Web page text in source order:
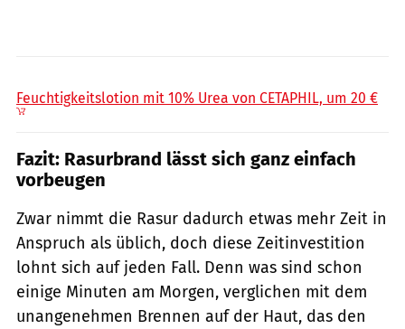
Feuchtigkeitslotion mit 10% Urea von CETAPHIL, um 20 €
Fazit: Rasurbrand lässt sich ganz einfach
vorbeugen
Zwar nimmt die Rasur dadurch etwas mehr Zeit in
Anspruch als üblich, doch diese Zeitinvestition
lohnt sich auf jeden Fall. Denn was sind schon
einige Minuten am Morgen, verglichen mit dem
unangenehmen Brennen auf der Haut, das den